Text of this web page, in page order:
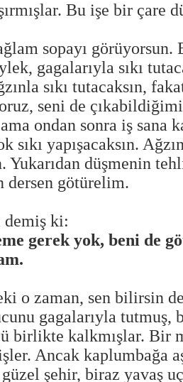
Bu işe bir çare
sopayı görüyorsun.
gagalarıyla sıkı
sıkı tutacaksın,
seni de
ondan sonra iş sana
sıkı yapışacaksın.
Yukarıdan düşmenin
dersen götürelim.
demiş ki:
gerek yok, beni de
o zaman, sen bilirsin
gagalarıyla tutmuş,
birlikte kalkmışlar. Bir
Ancak kaplumbağa
şehir, biraz yavaş